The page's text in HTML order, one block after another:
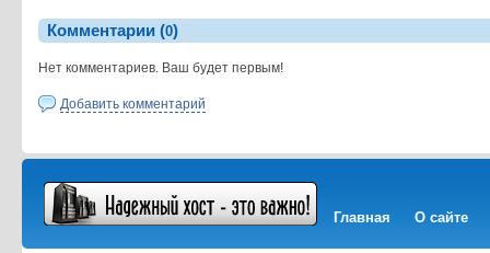
Комментарии (0)
Нет комментариев. Ваш будет первым!
Добавить комментарий
Главная О сайте